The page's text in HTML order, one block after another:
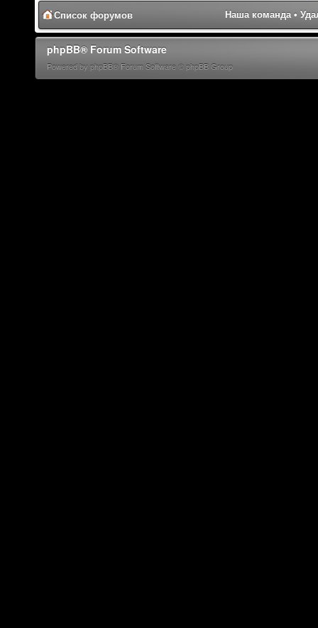
Список форумов Наша команда•
phpBB® Forum Software
Powered by phpBB® Forum Software © phpBB Group